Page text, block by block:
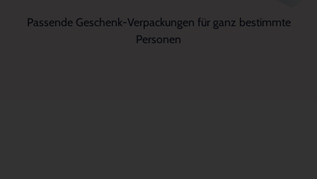
Passende Geschenk-Verpackungen für ganz bestimmte
Personen